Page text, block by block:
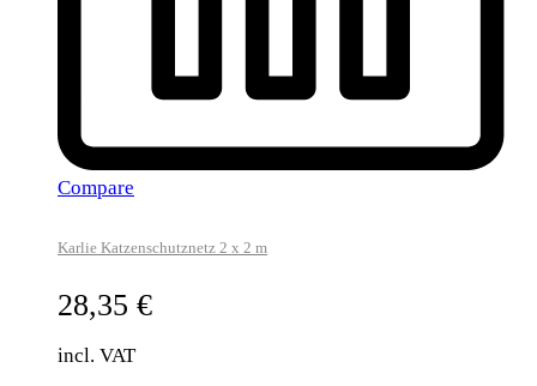
Compare
Karlie Katzenschutznetz 2 x 2 m
28,35 €
incl. VAT